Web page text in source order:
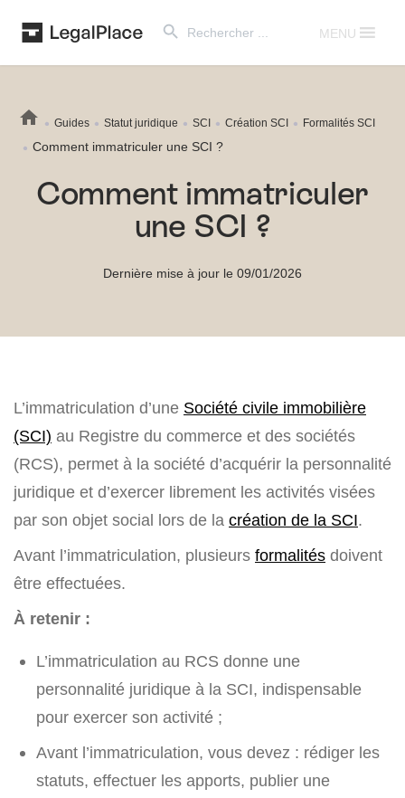
for:
MENU
Guides Statut juridique SCI Création SCI Formalités SCI
Comment immatriculer une SCI ?
Comment immatriculer
une SCI ?
Dernière mise à jour le 09/01/2026
L’immatriculation d’une Société civile immobilière
(SCI) au Registre du commerce et des sociétés
(RCS), permet à la société d’acquérir la personnalité
juridique et d’exercer librement les activités visées
par son objet social lors de la création de la SCI.
Avant l’immatriculation, plusieurs formalités doivent
être effectuées.
À retenir :
L’immatriculation au RCS donne une
personnalité juridique à la SCI, indispensable
pour exercer son activité ;
Avant l’immatriculation, vous devez : rédiger les
statuts, effectuer les apports, publier une